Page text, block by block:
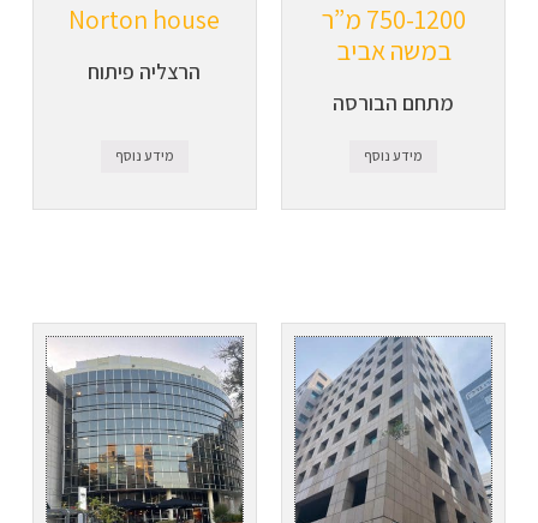
750-1200 מ”ר
במשה אביב
מתחם הבורסה
מידע נוסף
Norton house
הרצליה פיתוח
מידע נוסף